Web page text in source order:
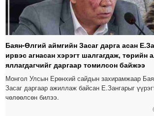
Баян-Өлгий аймгийн Засаг дарга асан
ирвэс агнасан хэрэгт шалгагдаж, төрийн
яллагдагчийг даргаар томилсон байжээ
Монгол Улсын Ерөнхий сайдын захирамжаар
Засаг даргаар ажиллаж байсан Е.Зангарыг
чөлөөлсөн билээ.